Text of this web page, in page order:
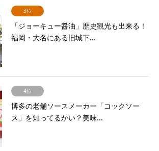
3位
「ジョーキュー醤油」歴史観光も出来る！
福岡・大名にある旧城下...
4位
博多の老舗ソースメーカー「コックソー
ス」を知ってるかい？美味...